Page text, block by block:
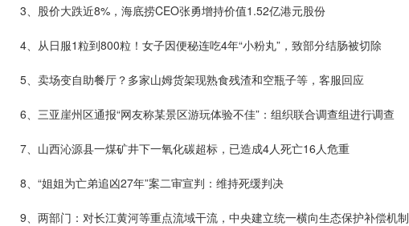
3、股价大跌近8%，海底捞CEO张勇增持价值1.52亿港元股份
4、从日服1粒到800粒！女子因便秘连吃4年“小粉丸”，致部分结肠被切除
5、卖场变自助餐厅？多家山姆货架现熟食残渣和空瓶子等，客服回应
6、三亚崖州区通报“网友称某景区游玩体验不佳”：组织联合调查组进行调查
7、山西沁源县一煤矿井下一氧化碳超标，已造成4人死亡16人危重
8、“姐姐为亡弟追凶27年”案二审宣判：维持死缓判决
9、两部门：对长江黄河等重点流域干流，中央建立统一横向生态保护补偿机制